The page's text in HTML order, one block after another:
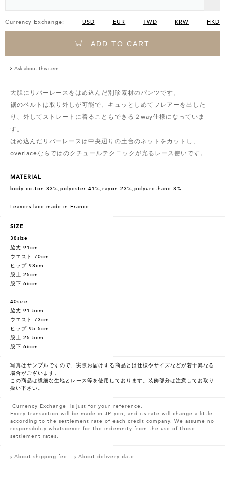
Currency Exchange: USD EUR TWD KRW HKD
ADD TO CART
Ask about this item
大胆にリバーレースをはめ込んだ別珍素材のパンツです。
裾のベルトは取り外しが可能で、キュッとしめてフレアーを出した
り、外してストレートに着ることもできる２way仕様になっていま
す。
はめ込んだリバーレースは中央辺りの土台のネットをカットし、
overlaceならではのクチュールテクニックが光るレース使いです。
MATERIAL
body:cotton 33%,polyester 41%,rayon 23%,polyurethane 3%
Leavers lace made in France.
SIZE
38size
脇丈 91cm
ウエスト 70cm
ヒップ 93cm
股上 25cm
股下 66cm
40size
脇丈 91.5cm
ウエスト 73cm
ヒップ 95.5cm
股上 25.5cm
股下 66cm
写真はサンプルですので、実際お届けする商品とは仕様やサイズなどが若干異なる
場合がございます。
この商品は繊細な生地とレース等を使用しております。装飾部分は注意してお取り
扱い下さい。
'Currency Exchange' is just for your reference.
Every transaction will be made in JP yen, and its rate will change a little
according to the settlement rate of each credit company. We assume no
responsibility whatsoever for the indemnity from the use of those
settlement rates.
About shipping fee About delivery date